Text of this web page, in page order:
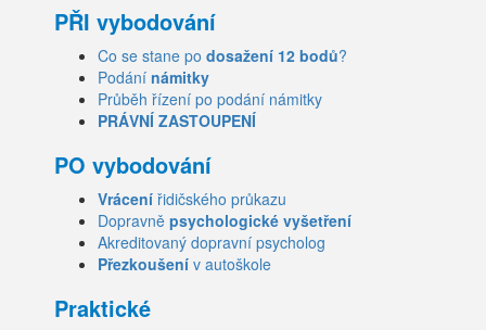
PŘI vybodování
Co se stane po dosažení 12 bodů?
Podání námitky
Průběh řízení po podání námitky
PRÁVNÍ ZASTOUPENÍ
PO vybodování
Vrácení řidičského průkazu
Dopravně psychologické vyšetření
Akreditovaný dopravní psycholog
Přezkoušení v autoškole
Praktické